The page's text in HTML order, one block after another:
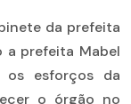
da prefeita
a prefeita Mabel
os esforços da
o órgão no